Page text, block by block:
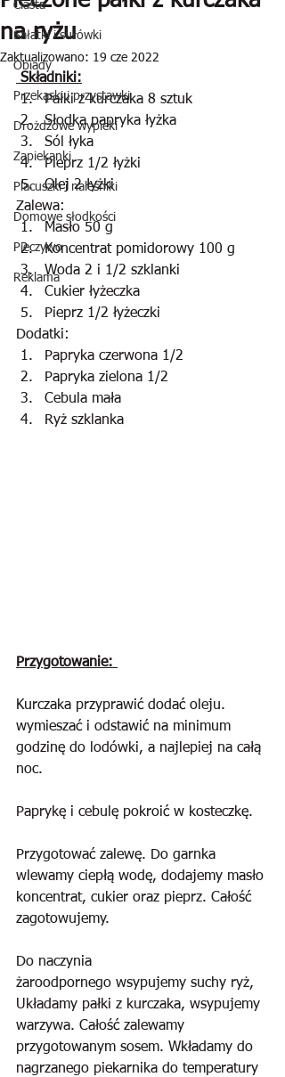
Ciasta
Sałatki i surówki
Obiady
Przekąski i przystawki
Drożdżowe wypieki
Zapiekanki
Placuszki i naleśniki
Domowe słodkości
Pieczywo
Reklama
na ryżu
Zaktualizowano: 19 cze 2022
Składniki:
Pałki z kurczaka 8 sztuk
Słodka papryka łyżka
Sól łyka
Pieprz 1/2 łyżki
Olej 2 łyżki
Zalewa:
Masło 50 g
Koncentrat pomidorowy 100 g
Woda 2 i 1/2 szklanki
Cukier łyżeczka
Pieprz 1/2 łyżeczki
Dodatki:
Papryka czerwona 1/2
Papryka zielona 1/2
Cebula mała
Ryż szklanka
Przygotowanie:
Kurczaka przyprawić dodać oleju.
wymieszać i odstawić na minimum
godzinę do lodówki, a najlepiej na całą
noc.
Paprykę i cebulę pokroić w kosteczkę.
Przygotować zalewę. Do garnka
wlewamy ciepłą wodę, dodajemy masło
koncentrat, cukier oraz pieprz. Całość
zagotowujemy.
Do naczynia
żaroodpornego wsypujemy suchy ryż,
Układamy pałki z kurczaka, wsypujemy
warzywa. Całość zalewamy
przygotowanym sosem. Wkładamy do
nagrzanego piekarnika do temperatury